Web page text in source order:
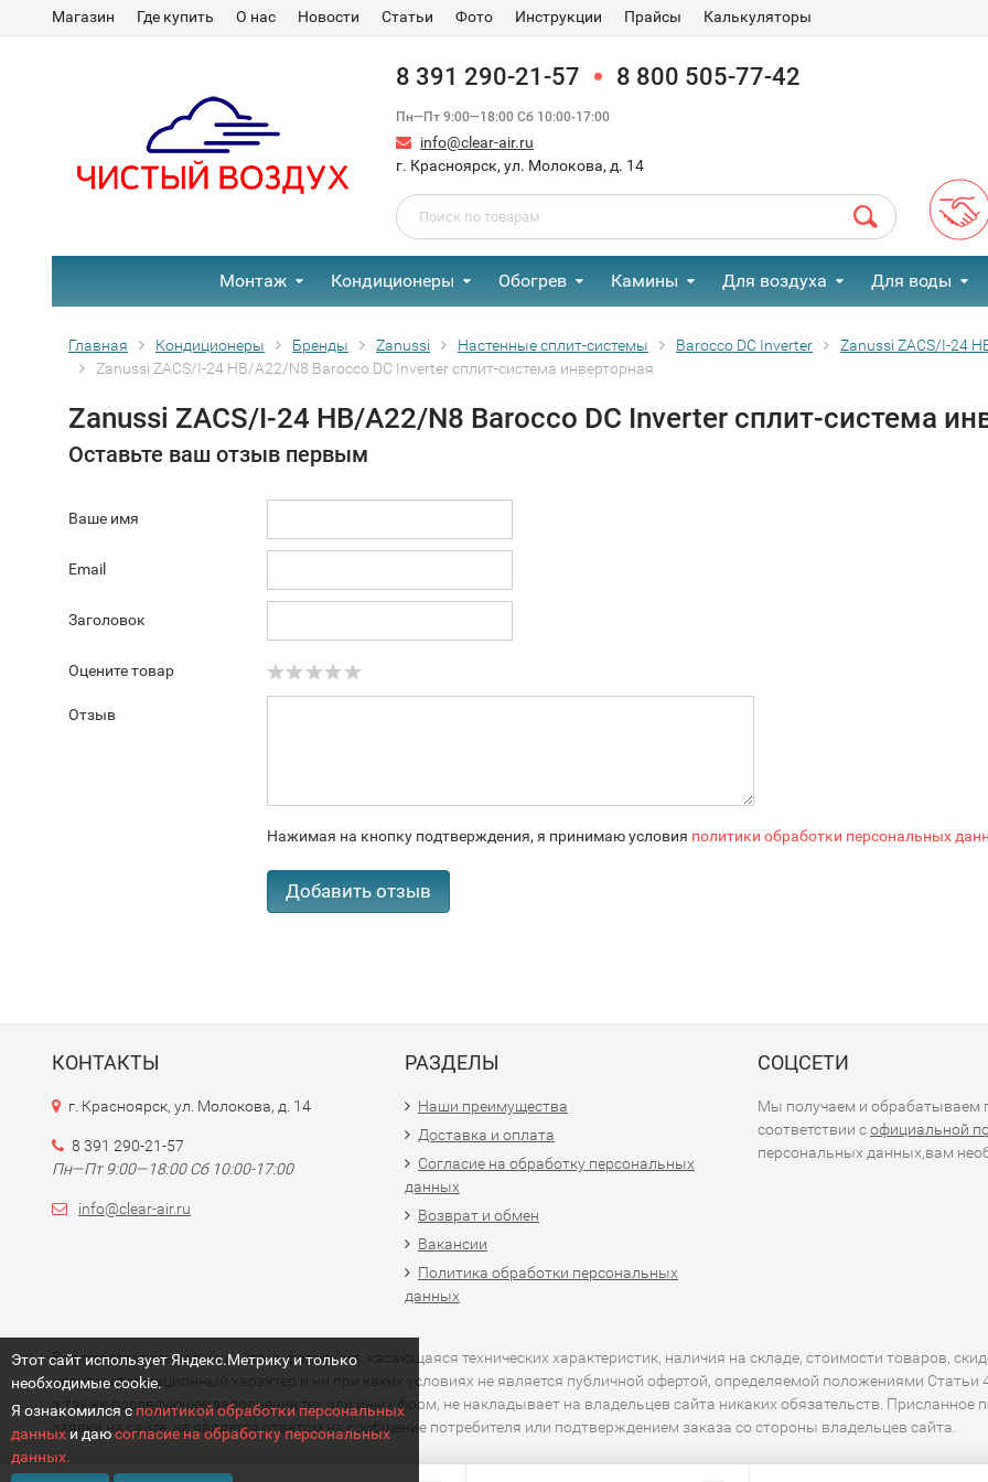
Этот сайт использует Яндекс.Метрику и только
необходимые cookie.
Я ознакомился с политикой обработки персональных
данных и даюсогласие на обработку персональных
данных.
Магазин Где купить О нас Новости Статьи Фото Инструкции Прайсы Калькуляторы
8 391 290-21-57 8 800 505-77-42
Пн—Пт 9:00—18:00 Сб 10:00-17:00
info@clear-air.ru
г. Красноярск, ул. Молокова, д. 14
Монтаж Кондиционеры Обогрев Камины Для воздуха Для воды
Главная Кондиционеры Бренды Zanussi Настенные сплит-системы Barocco DC Inverter
Zanussi ZACS/I-24
Zanussi ZACS/I-24 HB/A22/N8 Barocco DC Inverter сплит-система инверторная
Zanussi ZACS/I-24 HB/A22/N8 Barocco DC Inverter сплит-система
Оставьте ваш отзыв первым
Ваше имя
Email
Заголовок
Оцените товар
Отзыв
Нажимая на кнопку подтверждения, я принимаю условия политики обработки персональных
КОНТАКТЫ
г. Красноярск, ул. Молокова, д. 14
8 391 290-21-57
Пн—Пт 9:00—18:00 Сб 10:00-17:00
info@clear-air.ru
РАЗДЕЛЫ
Наши преимущества
Доставка и оплата
Согласие на обработку персональных
данных
Возврат и обмен
Вакансии
Политика обработки персональных
данных
СОЦСЕТИ
Мы получаем и обрабатываем
соответствии софициальной
персональных данных,вам
Вся представленная на сайте информация, касающаяся технических характеристик, наличия на складе, стоимости товаров,
носит информационный характер и ни при каких условиях не является публичной офертой, определяемой положениями
а также последующее заполнение тех или иных форм, не накладывает на владельцев сайта никаких обязательств.
заявки на сайте, не является ответом на сообщение потребителя или подтверждением заказа со стороны владельцев сайта.